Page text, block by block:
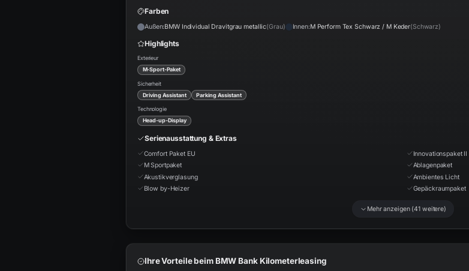
Farben
Außen:BMW Individual Dravitgrau metallic(Grau) Innen:M Perform Tex Schwarz / M Keder(Schwarz)
Highlights
Exterieur
M-Sport-Paket
Sicherheit
Driving Assistant
Parking Assistant
Technologie
Head-up-Display
Serienausstattung & Extras
Comfort Paket EU
Innovationspaket II
M Sportpaket
Ablagenpaket
Akustikverglasung
Ambientes Licht
Blow by-Heizer
Gepäckraumpaket
Mehr anzeigen (41 weitere)
Ihre Vorteile beim BMW Bank Kilometerleasing